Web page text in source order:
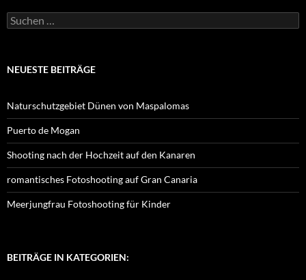
Suchen
nach:
NEUESTE BEITRÄGE
Naturschutzgebiet Dünen von Maspalomas
Puerto de Mogan
Shooting nach der Hochzeit auf den Kanaren
romantisches Fotoshooting auf Gran Canaria
Meerjungfrau Fotoshooting für Kinder
BEITRÄGE IN KATEGORIEN: